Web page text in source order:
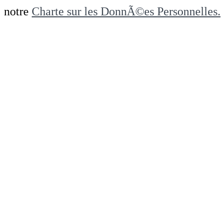
notre Charte sur les DonnÃ©es Personnelles.